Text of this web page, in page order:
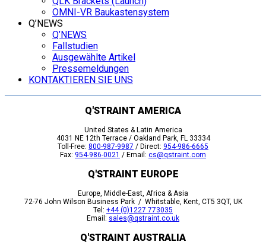
OMNI-VR Baukastensystem
Q’NEWS
Q’NEWS
Fallstudien
Ausgewählte Artikel
Pressemeldungen
KONTAKTIEREN SIE UNS
Q'STRAINT AMERICA
United States & Latin America
4031 NE 12th Terrace / Oakland Park, FL 33334
Toll-Free: 800-987-9987 / Direct: 954-986-6665
Fax: 954-986-0021 / Email: cs@qstraint.com
Q'STRAINT EUROPE
Europe, Middle-East, Africa & Asia
72-76 John Wilson Business Park / Whitstable, Kent, CT5 3QT, UK
Tel: +44 (0)1227 773035
Email: sales@qstraint.co.uk
Q'STRAINT AUSTRALIA